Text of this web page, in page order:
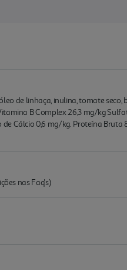
de linhaça, inulina, tomate
B Complex 26,3 mg/kg
Cálcio 0,6 mg/kg. Proteína Bruta
nas Faq's)